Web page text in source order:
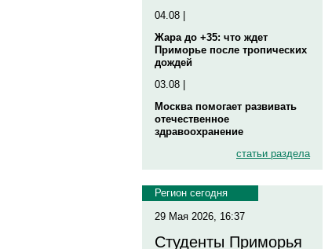
04.08 |
Жара до +35: что ждет
Приморье после тропических
дождей
03.08 |
Москва помогает развивать
отечественное
здравоохранение
статьи раздела
Регион сегодня
29 Мая 2026, 16:37
Студенты Приморья